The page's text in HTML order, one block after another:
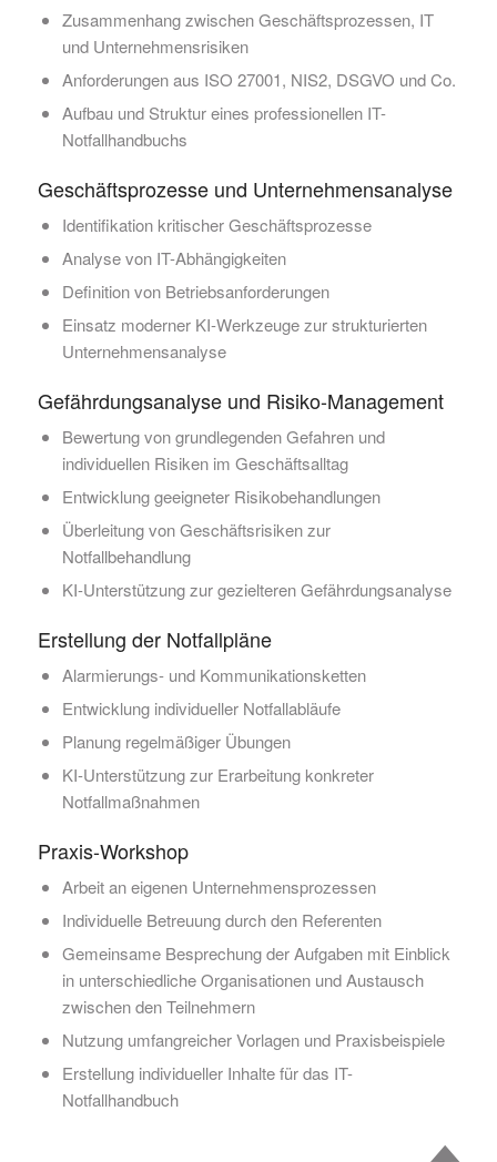
Zusammenhang zwischen Geschäftsprozessen, IT
und Unternehmensrisiken
Anforderungen aus ISO 27001, NIS2, DSGVO und Co.
Aufbau und Struktur eines professionellen IT-
Notfallhandbuchs
Geschäftsprozesse und Unternehmensanalyse
Identifikation kritischer Geschäftsprozesse
Analyse von IT-Abhängigkeiten
Definition von Betriebsanforderungen
Einsatz moderner KI-Werkzeuge zur strukturierten
Unternehmensanalyse
Gefährdungsanalyse und Risiko-Management
Bewertung von grundlegenden Gefahren und
individuellen Risiken im Geschäftsalltag
Entwicklung geeigneter Risikobehandlungen
Überleitung von Geschäftsrisiken zur
Notfallbehandlung
KI-Unterstützung zur gezielteren Gefährdungsanalyse
Erstellung der Notfallpläne
Alarmierungs- und Kommunikationsketten
Entwicklung individueller Notfallabläufe
Planung regelmäßiger Übungen
KI-Unterstützung zur Erarbeitung konkreter
Notfallmaßnahmen
Praxis-Workshop
Arbeit an eigenen Unternehmensprozessen
Individuelle Betreuung durch den Referenten
Gemeinsame Besprechung der Aufgaben mit Einblick
in unterschiedliche Organisationen und Austausch
zwischen den Teilnehmern
Nutzung umfangreicher Vorlagen und Praxisbeispiele
Erstellung individueller Inhalte für das IT-
Notfallhandbuch